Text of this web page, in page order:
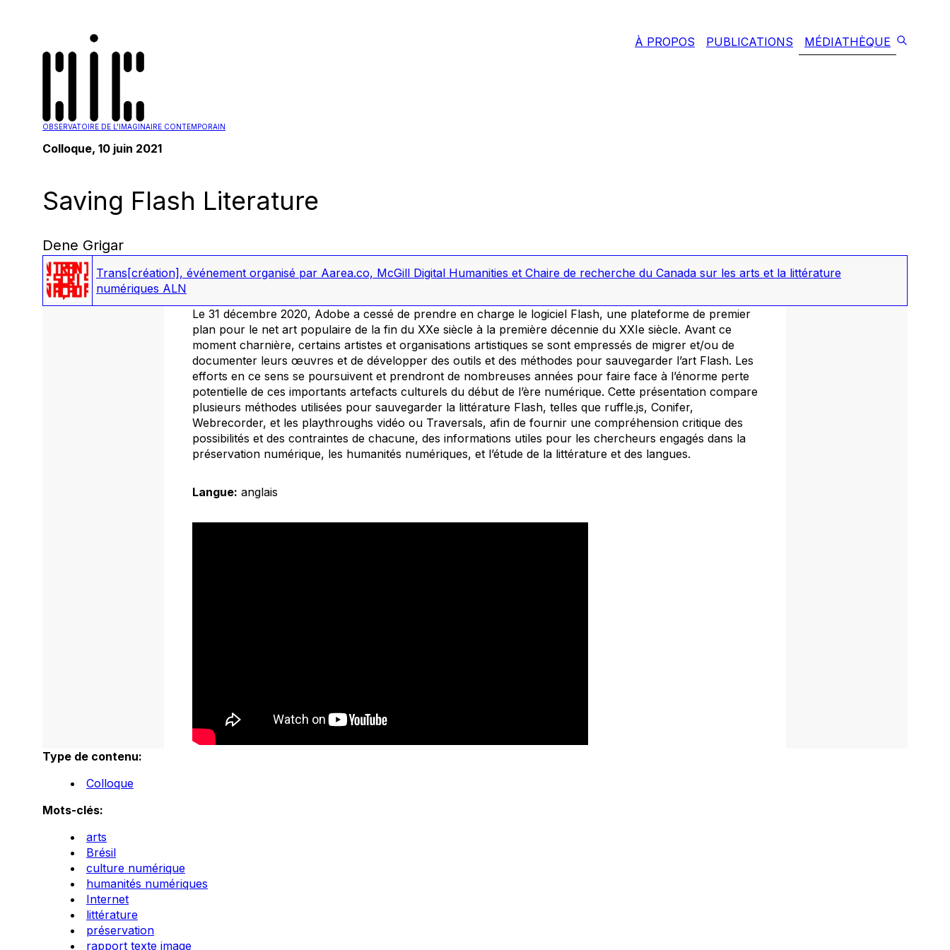
OBSERVATOIRE DE L'IMAGINAIRE CONTEMPORAIN
À PROPOS PUBLICATIONS MÉDIATHÈQUE
Colloque, 10 juin 2021
Saving Flash Literature
Dene Grigar
Trans[création], événement organisé par Aarea.co, McGill Digital Humanities et Chaire de recherche du Canada sur les arts et la littérature
numériques ALN
Le 31 décembre 2020, Adobe a cessé de prendre en charge le logiciel Flash, une plateforme de premier
plan pour le net art populaire de la fin du XXe siècle à la première décennie du XXIe siècle. Avant ce
moment charnière, certains artistes et organisations artistiques se sont empressés de migrer et/ou de
documenter leurs œuvres et de développer des outils et des méthodes pour sauvegarder l’art Flash. Les
efforts en ce sens se poursuivent et prendront de nombreuses années pour faire face à l’énorme perte
potentielle de ces importants artefacts culturels du début de l’ère numérique. Cette présentation compare
plusieurs méthodes utilisées pour sauvegarder la littérature Flash, telles que ruffle.js, Conifer,
Webrecorder, et les playthroughs vidéo ou Traversals, afin de fournir une compréhension critique des
possibilités et des contraintes de chacune, des informations utiles pour les chercheurs engagés dans la
préservation numérique, les humanités numériques, et l’étude de la littérature et des langues.
Langue: anglais
Type de contenu:
Colloque
Mots-clés:
arts
Brésil
culture numérique
humanités numériques
Internet
littérature
préservation
rapport texte image